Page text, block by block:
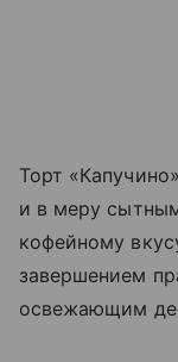
Торт
и в меру
кофейному
завершением
освежающим